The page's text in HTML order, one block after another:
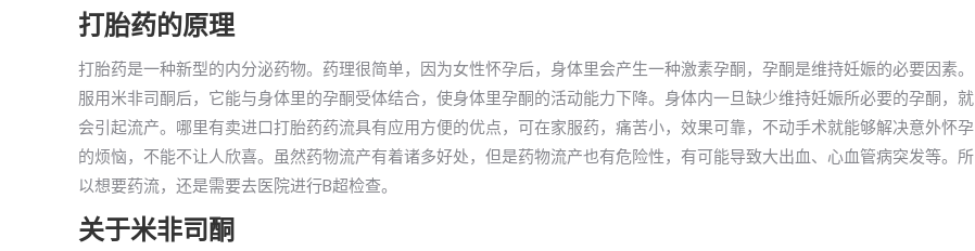
打胎药的原理
打胎药是一种新型的内分泌药物。药理很简单，因为女性怀孕后，身体里会产生一种激素孕酮，孕酮是维持妊娠的必要因素。
服用米非司酮后，它能与身体里的孕酮受体结合，使身体里孕酮的活动能力下降。身体内一旦缺少维持妊娠所必要的孕酮，就
会引起流产。哪里有卖进口打胎药药流具有应用方便的优点，可在家服药，痛苦小，效果可靠，不动手术就能够解决意外怀孕
的烦恼，不能不让人欣喜。虽然药物流产有着诸多好处，但是药物流产也有危险性，有可能导致大出血、心血管病突发等。所
以想要药流，还是需要去医院进行B超检查。
关于米非司酮